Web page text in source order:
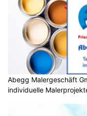
Abegg Malergeschäft
individuelle